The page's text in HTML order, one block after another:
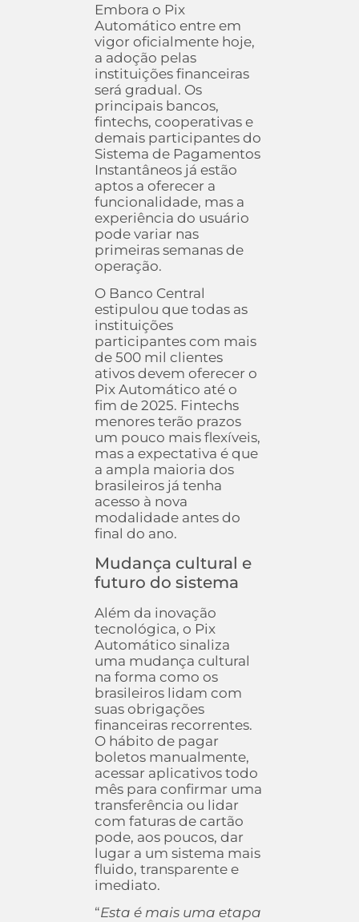
Embora o Pix
Automático entre em
vigor oficialmente hoje,
a adoção pelas
instituições financeiras
será gradual. Os
principais bancos,
fintechs, cooperativas e
demais participantes do
Sistema de Pagamentos
Instantâneos já estão
aptos a oferecer a
funcionalidade, mas a
experiência do usuário
pode variar nas
primeiras semanas de
operação.
O Banco Central
estipulou que todas as
instituições
participantes com mais
de 500 mil clientes
ativos devem oferecer o
Pix Automático até o
fim de 2025. Fintechs
menores terão prazos
um pouco mais flexíveis,
mas a expectativa é que
a ampla maioria dos
brasileiros já tenha
acesso à nova
modalidade antes do
final do ano.
Mudança cultural e
futuro do sistema
Além da inovação
tecnológica, o Pix
Automático sinaliza
uma mudança cultural
na forma como os
brasileiros lidam com
suas obrigações
financeiras recorrentes.
O hábito de pagar
boletos manualmente,
acessar aplicativos todo
mês para confirmar uma
transferência ou lidar
com faturas de cartão
pode, aos poucos, dar
lugar a um sistema mais
fluido, transparente e
imediato.
“Esta é mais uma etapa